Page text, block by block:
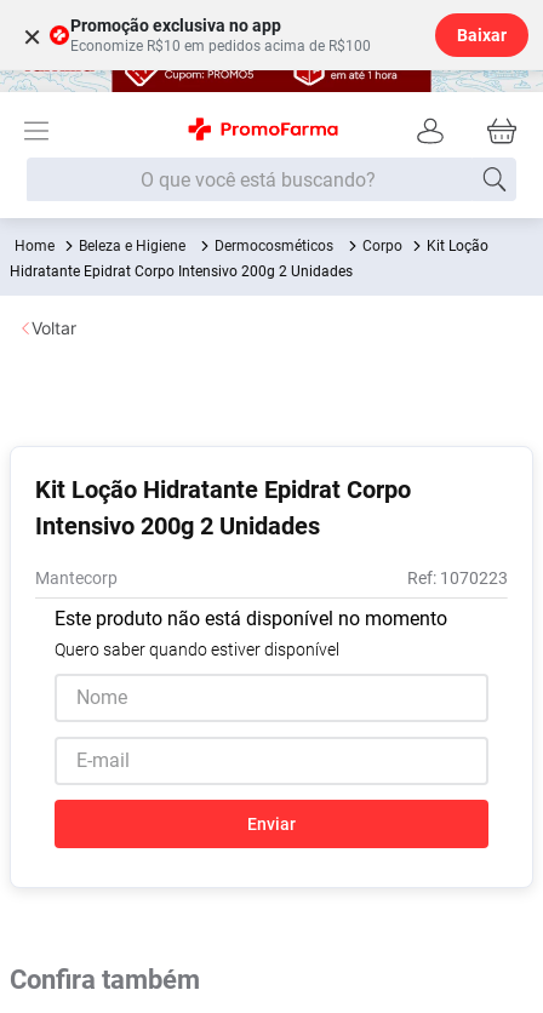
× Promoção exclusiva no app
Economize R$10 em pedidos acima de R$100
Baixar
O que você está buscando?
Beleza e Higiene Dermocosméticos Corpo
Kit Loção
Hidratante Epidrat Corpo Intensivo 200g 2 Unidades
Kit Loção Hidratante Epidrat Corpo
Intensivo 200g 2 Unidades
Mantecorp : 1070223
Este produto não está disponível no momento
Quero saber quando estiver disponível
Enviar
Voltar
Confira também
Termos mais buscados
1º Fralda
2
6º Shampoo
7º Desodorante
8º Vitamina D
9º Absorvente
10º Lavitan